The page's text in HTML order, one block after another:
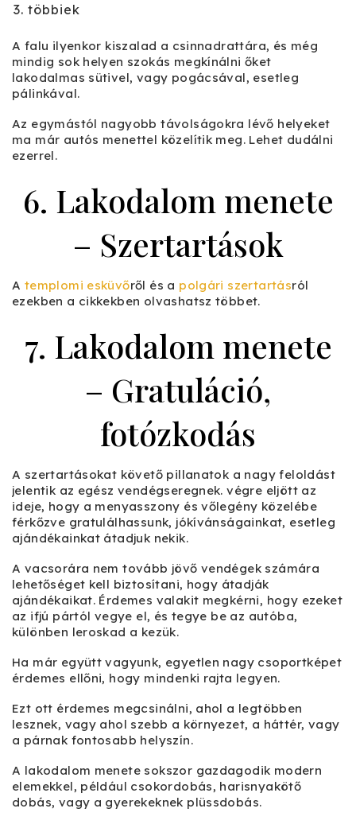
többiek
A falu ilyenkor kiszalad a csinnadrattára, és még
mindig sok helyen szokás megkínálni őket
lakodalmas sütivel, vagy pogácsával, esetleg
pálinkával.
Az egymástól nagyobb távolságokra lévő helyeket
ma már autós menettel közelítik meg. Lehet dudálni
ezerrel.
6. Lakodalom menete
– Szertartások
A templomi esküvőről és a polgári szertartásról
ezekben a cikkekben olvashatsz többet.
7. Lakodalom menete
– Gratuláció,
fotózkodás
A szertartásokat követő pillanatok a nagy feloldást
jelentik az egész vendégseregnek. végre eljött az
ideje, hogy a menyasszony és vőlegény közelébe
férkőzve gratulálhassunk, jókívánságainkat, esetleg
ajándékainkat átadjuk nekik.
A vacsorára nem tovább jövő vendégek számára
lehetőséget kell biztosítani, hogy átadják
ajándékaikat. Érdemes valakit megkérni, hogy ezeket
az ifjú pártól vegye el, és tegye be az autóba,
különben leroskad a kezük.
Ha már együtt vagyunk, egyetlen nagy csoportképet
érdemes ellőni, hogy mindenki rajta legyen.
Ezt ott érdemes megcsinálni, ahol a legtöbben
lesznek, vagy ahol szebb a környezet, a háttér, vagy
a párnak fontosabb helyszín.
A lakodalom menete sokszor gazdagodik modern
elemekkel, például csokordobás, harisnyakötő
dobás, vagy a gyerekeknek plüssdobás.